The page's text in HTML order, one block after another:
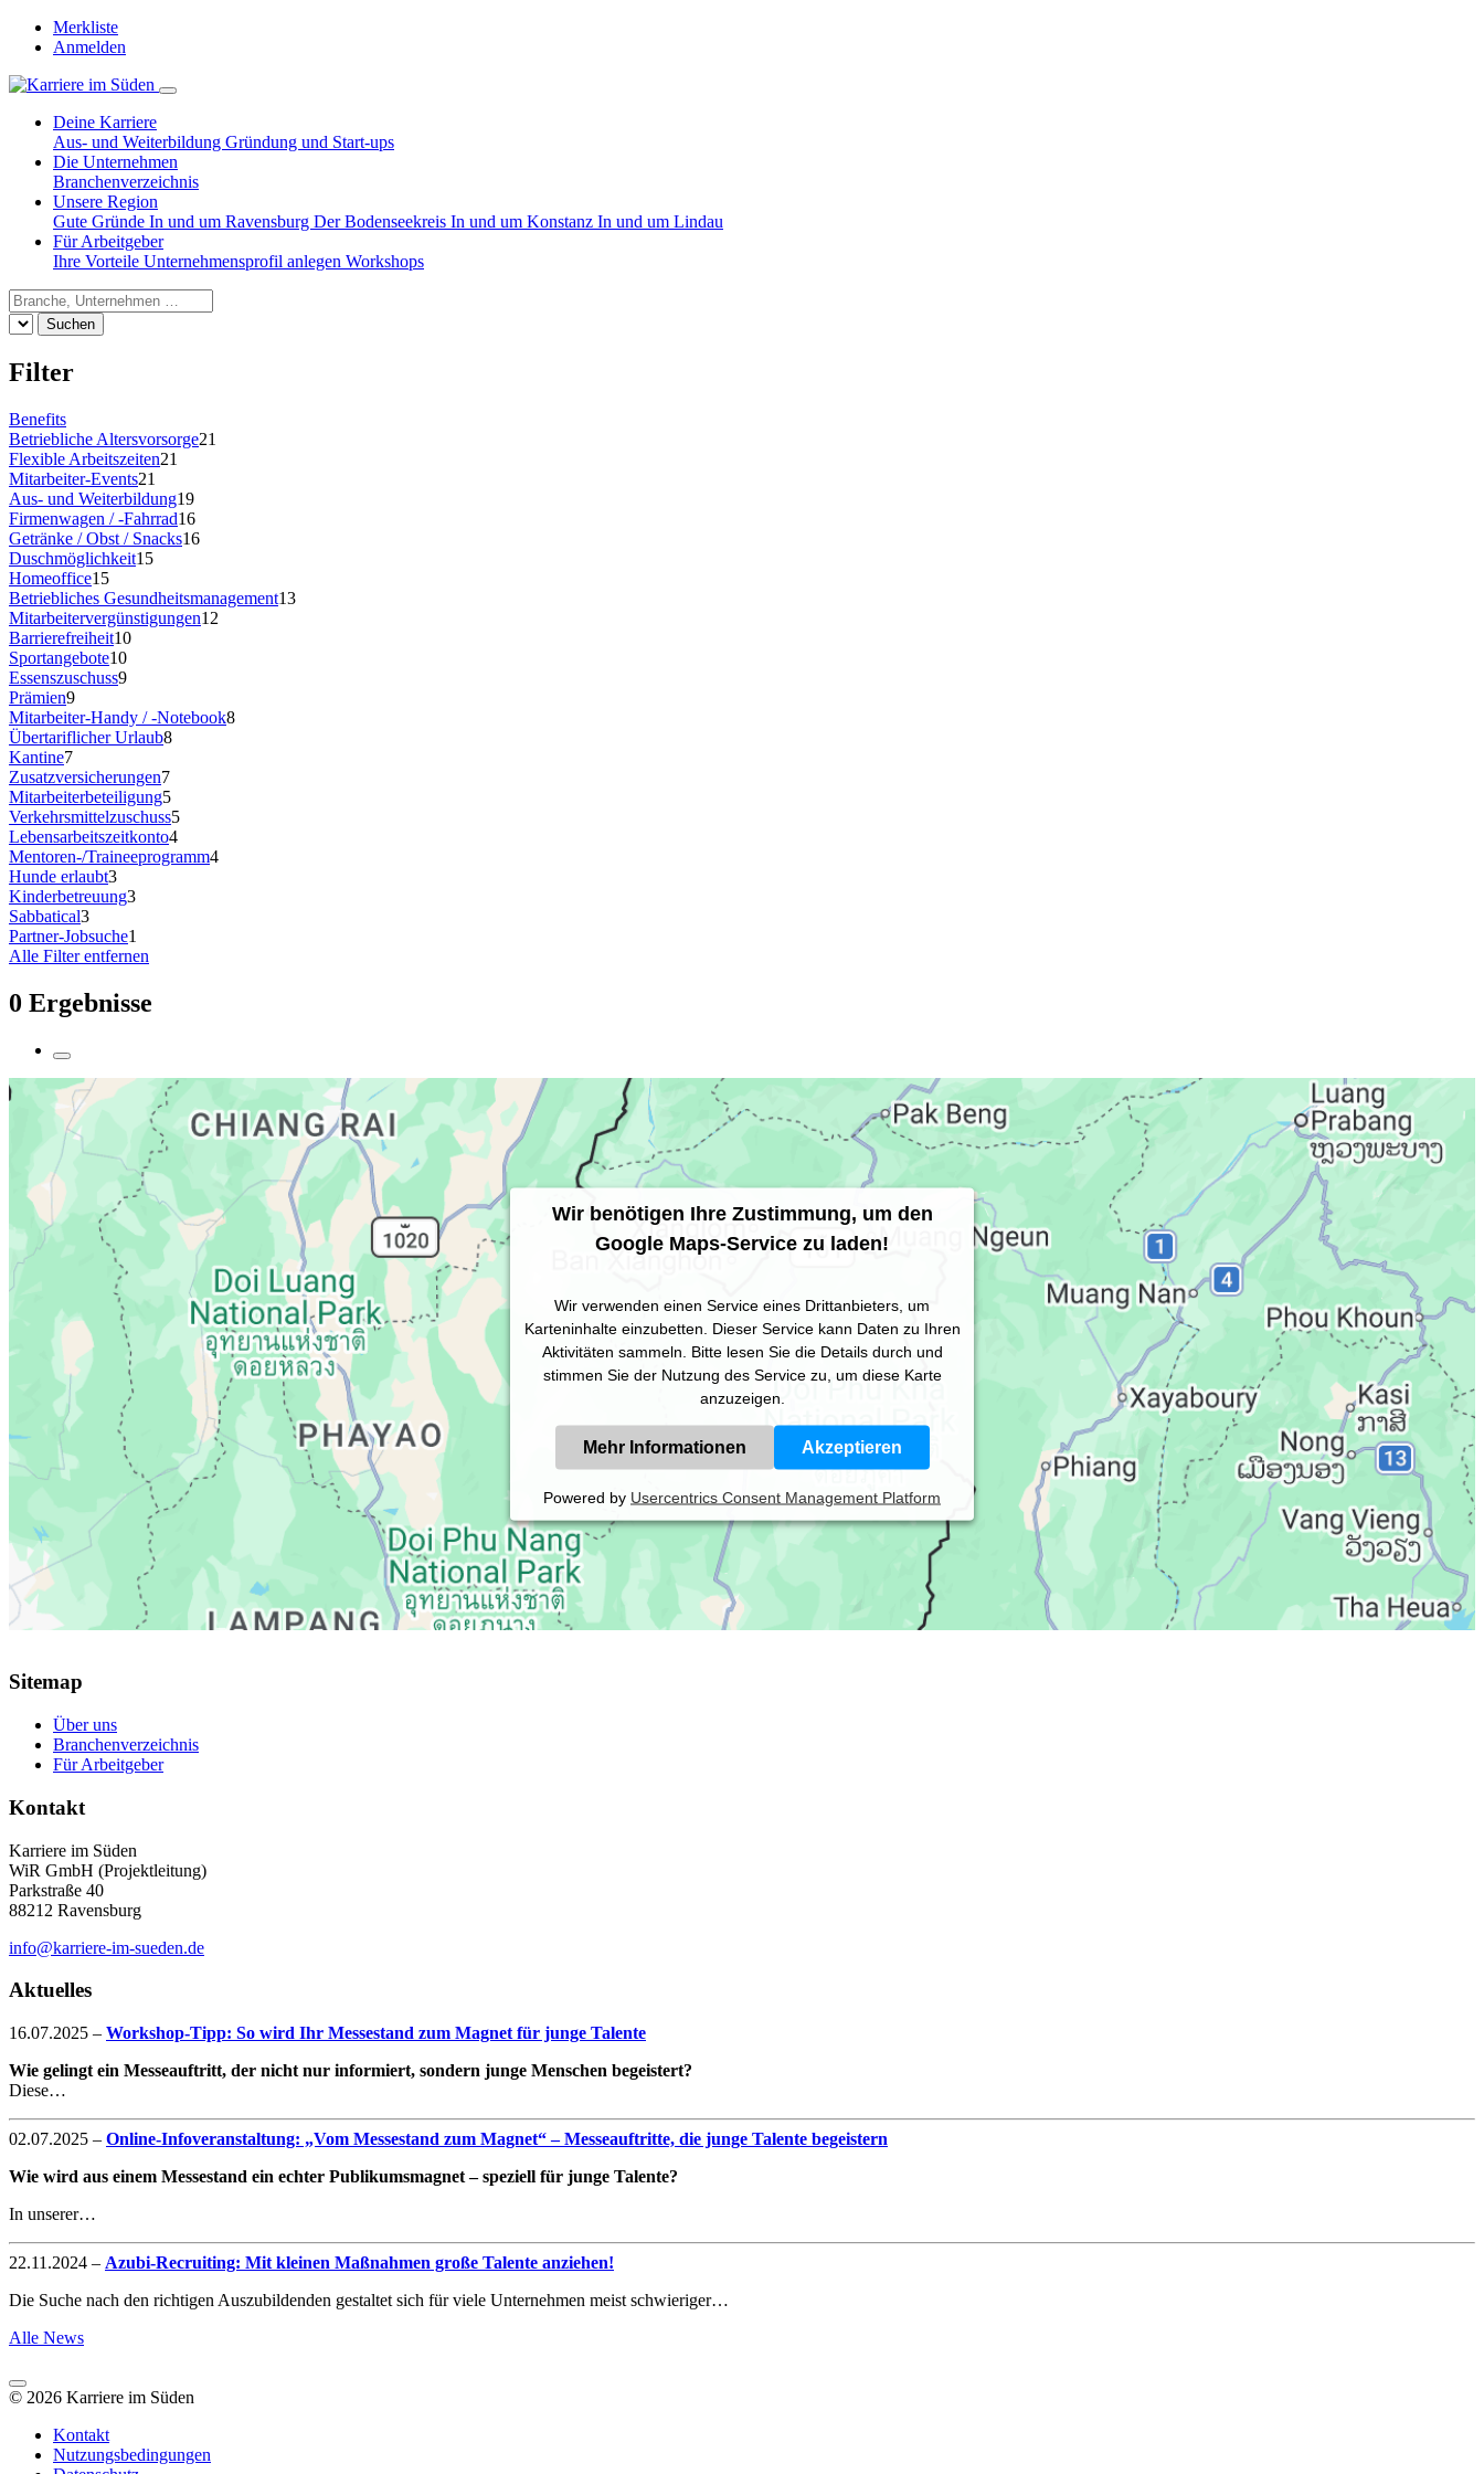
Merkliste
Anmelden
Deine Karriere
Aus- und Weiterbildung Gründung und Start-ups
Die Unternehmen
Branchenverzeichnis
Unsere Region
Gute Gründe In und um Ravensburg Der Bodenseekreis In und um Konstanz In und um Lindau
Für Arbeitgeber
Ihre Vorteile Unternehmensprofil anlegen Workshops
Suchen
Filter
Benefits
Betriebliche Altersvorsorge21
Flexible Arbeitszeiten21
Mitarbeiter-Events21
Aus- und Weiterbildung19
Firmenwagen / -Fahrrad16
Getränke / Obst / Snacks16
Duschmöglichkeit15
Homeoffice15
Betriebliches Gesundheitsmanagement13
Mitarbeitervergünstigungen12
Barrierefreiheit10
Sportangebote10
Essenszuschuss9
Prämien9
Mitarbeiter-Handy / -Notebook8
Übertariflicher Urlaub8
Kantine7
Zusatzversicherungen7
Mitarbeiterbeteiligung5
Verkehrsmittelzuschuss5
Lebensarbeitszeitkonto4
Mentoren-/Traineeprogramm4
Hunde erlaubt3
Kinderbetreuung3
Sabbatical3
Partner-Jobsuche1
Alle Filter entfernen
0 Ergebnisse
Wir benötigen Ihre Zustimmung, um den
Google Maps-Service zu laden!
Wir verwenden einen Service eines Drittanbieters, um
Karteninhalte einzubetten. Dieser Service kann Daten zu Ihren
Aktivitäten sammeln. Bitte lesen Sie die Details durch und
stimmen Sie der Nutzung des Service zu, um diese Karte
anzuzeigen.
Mehr Informationen Akzeptieren
Powered by Usercentrics Consent Management Platform
Sitemap
Über uns
Branchenverzeichnis
Für Arbeitgeber
Kontakt
Karriere im Süden
WiR GmbH (Projektleitung)
Parkstraße 40
88212 Ravensburg
info@karriere-im-sueden.de
Aktuelles
16.07.2025 – Workshop-Tipp: So wird Ihr Messestand zum Magnet für junge Talente
Wie gelingt ein Messeauftritt, der nicht nur informiert, sondern junge Menschen begeistert?
Diese…
02.07.2025 – Online-Infoveranstaltung: „Vom Messestand zum Magnet“ – Messeauftritte, die junge Talente begeistern
Wie wird aus einem Messestand ein echter Publikumsmagnet – speziell für junge Talente?
In unserer…
22.11.2024 – Azubi-Recruiting: Mit kleinen Maßnahmen große Talente anziehen!
Die Suche nach den richtigen Auszubildenden gestaltet sich für viele Unternehmen meist schwieriger…
Alle News
© 2026 Karriere im Süden
Kontakt
Nutzungsbedingungen